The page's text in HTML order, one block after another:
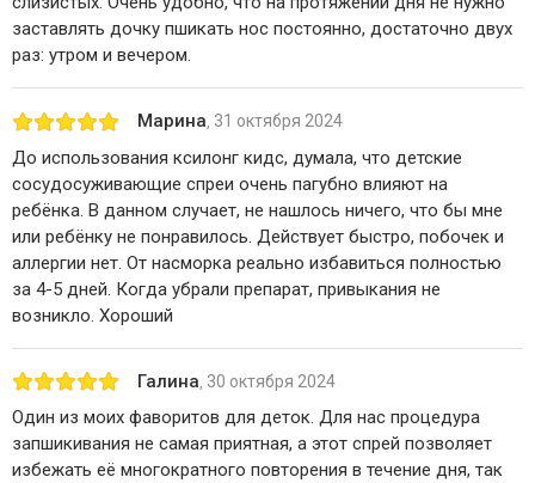
заставлять дочку пшикать нос постоянно, достаточно двух
раз: утром и вечером.
Марина, 31 октября 2024
До использования ксилонг кидс, думала, что детские
сосудосуживающие спреи очень пагубно влияют на
ребёнка. В данном случает, не нашлось ничего, что бы мне
или ребёнку не понравилось. Действует быстро, побочек и
аллергии нет. От насморка реально избавиться полностью
за 4-5 дней. Когда убрали препарат, привыкания не
возникло. Хороший
Галина 30 октября 2024
Один из моих фаворитов для деток. Для нас процедура
запшикивания не самая приятная, а этот спрей позволяет
избежать её многократного повторения в течение дня, так